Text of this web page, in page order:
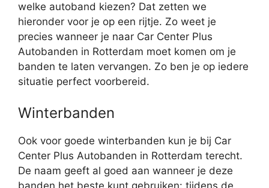
welke autoband kiezen? Dat zetten we
hieronder voor je op een rijtje. Zo weet je
precies wanneer je naar Car Center Plus
Autobanden in Rotterdam moet komen om je
banden te laten vervangen. Zo ben je op iedere
situatie perfect voorbereid.
Winterbanden
Ook voor goede winterbanden kun je bij Car
Center Plus Autobanden in Rotterdam terecht.
De naam geeft al goed aan wanneer je deze
banden het beste kunt gebruiken: tijdens de